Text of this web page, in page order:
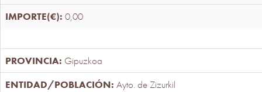
0,00
Gipuzkoa
Ayto. de Zizurkil